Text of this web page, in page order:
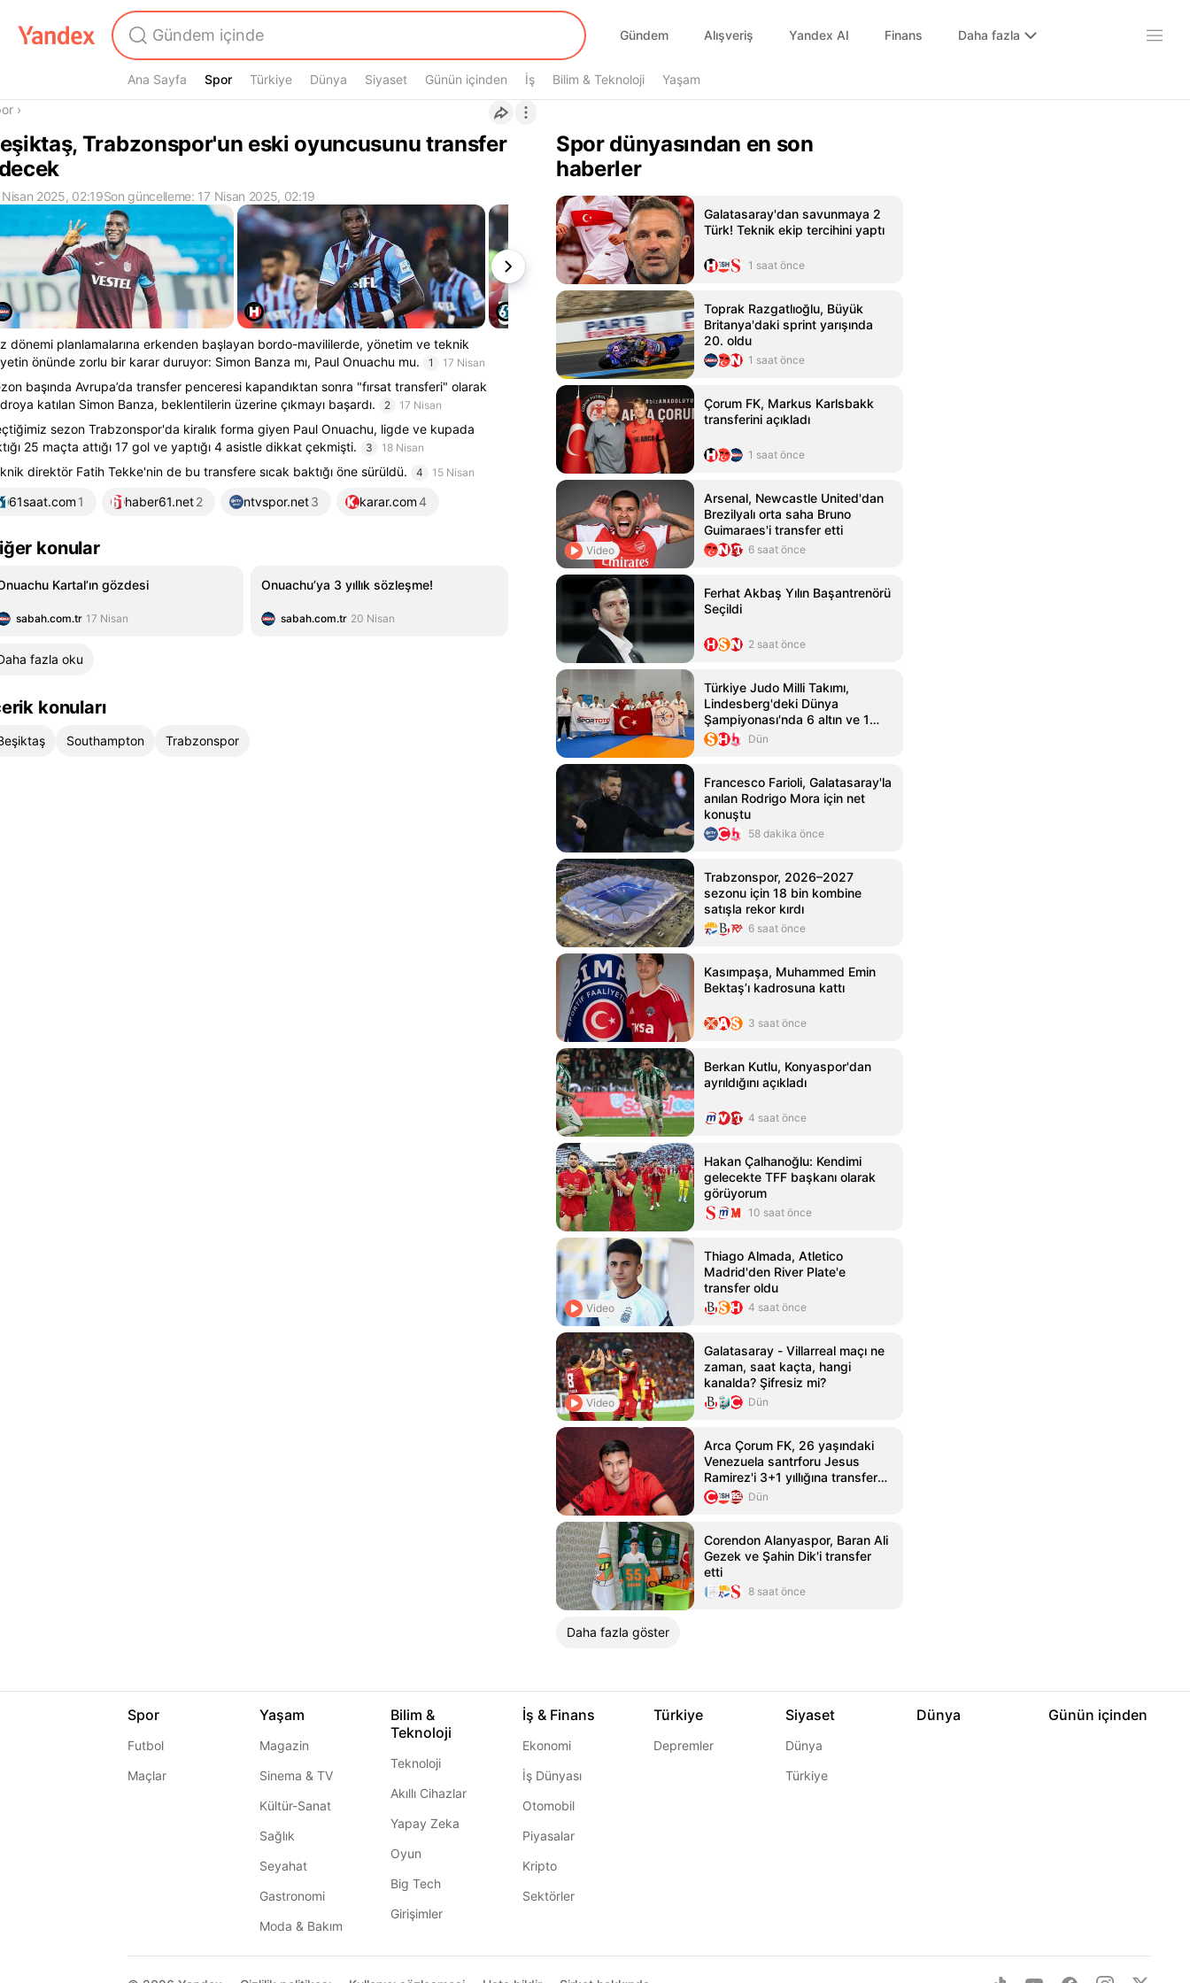
Gündem Alışveriş Yandex AI Finans Daha fazla
Ana Sayfa Spor
Spor Türkiye Dünya Siyaset Günün içinden İş Bilim & Teknoloji Yaşam
›
Trabzonspor'un eski oyuncusunu transfer
Nisan 2025, 02:19Son güncelleme: 17 Nisan 2025, 02:19
dönemi planlamalarına erkenden başlayan bordo-mavililerde, yönetim ve teknik
önünde zorlu bir karar duruyor: Simon Banza mı, Paul Onuachu mu.
1 17 Nisan
başında Avrupa’da transfer penceresi kapandıktan sonra "fırsat transferi" olarak
katılan Simon Banza, beklentilerin üzerine çıkmayı başardı.
2 17 Nisan
sezon Trabzonspor'da kiralık forma giyen Paul Onuachu, ligde ve kupada
25 maçta attığı 17 gol ve yaptığı 4 asistle dikkat çekmişti.
3 18 Nisan
direktör Fatih Tekke'nin de bu transfere sıcak baktığı öne sürüldü. 4 15 Nisan
61saat.com 1 haber61.net2 ntvspor.net3 karar.com4
konular
Kartal’ın gözdesi
sabah.com.tr 17 Nisan
Onuachu’ya 3 yıllık sözleşme!
sabah.com.tr 20 Nisan
fazla oku
konuları
Southampton Trabzonspor
Spor dünyasından en son
haberler
Galatasaray'dan savunmaya 2
Türk! Teknik ekip tercihini yaptı
1 saat önce
Toprak Razgatlıoğlu, Büyük
Britanya'daki sprint yarışında
20. oldu
1 saat önce
Çorum FK, Markus Karlsbakk
transferini açıkladı
1 saat önce
Video
Arsenal, Newcastle United'dan
Brezilyalı orta saha Bruno
Guimaraes'i transfer etti
6 saat önce
Ferhat Akbaş Yılın Başantrenörü
Seçildi
2 saat önce
Türkiye Judo Milli Takımı,
Lindesberg'deki Dünya
Şampiyonası'nda 6 altın ve 1
gümüş madalya kazandı
Dün
Francesco Farioli, Galatasaray'la
anılan Rodrigo Mora için net
konuştu
58 dakika önce
Trabzonspor, 2026–2027
sezonu için 18 bin kombine
satışla rekor kırdı
6 saat önce
Kasımpaşa, Muhammed Emin
Bektaş’ı kadrosuna kattı
3 saat önce
Berkan Kutlu, Konyaspor'dan
ayrıldığını açıkladı
4 saat önce
Hakan Çalhanoğlu: Kendimi
gelecekte TFF başkanı olarak
görüyorum
10 saat önce
Video
Thiago Almada, Atletico
Madrid'den River Plate'e
transfer oldu
4 saat önce
Video
Galatasaray - Villarreal maçı ne
zaman, saat kaçta, hangi
kanalda? Şifresiz mi?
Dün
Arca Çorum FK, 26 yaşındaki
Venezuela santrforu Jesus
Ramirez'i 3+1 yıllığına transfer
etti
Dün
Corendon Alanyaspor, Baran Ali
Gezek ve Şahin Dik'i transfer
etti
8 saat önce
Daha fazla göster
Spor
Futbol
Maçlar
Yaşam
Magazin
Sinema & TV
Kültür-Sanat
Sağlık
Seyahat
Gastronomi
Moda & Bakım
Bilim &
Teknoloji
Teknoloji
Akıllı Cihazlar
Yapay Zeka
Oyun
Big Tech
Girişimler
İş & Finans
Ekonomi
İş Dünyası
Otomobil
Piyasalar
Kripto
Sektörler
Türkiye
Depremler
Siyaset
Dünya
Türkiye
Dünya Günün içinden